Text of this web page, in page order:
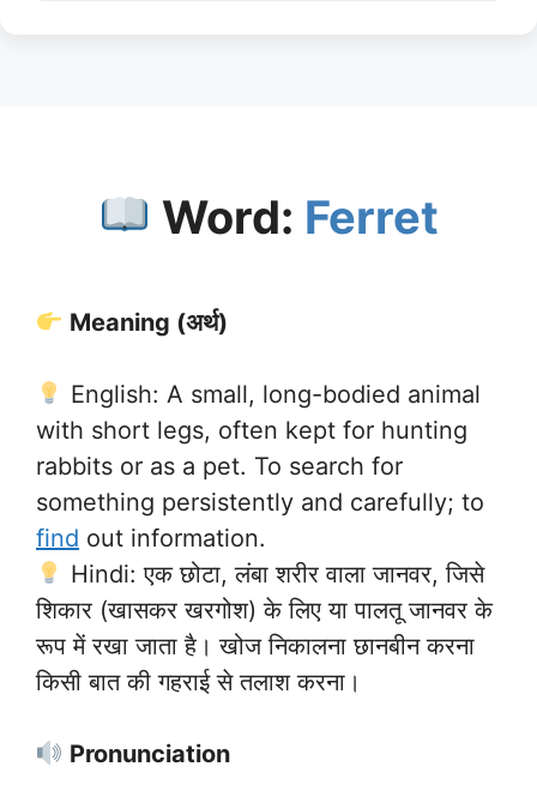
Word: Ferret
Meaning (अर्थ)
English: A small, long-bodied animal
with short legs, often kept for hunting
rabbits or as a pet. To search for
something persistently and carefully; to
find out information.
Hindi: एक छोटा, लंबा शरीर वाला जानवर, जिसे
शिकार (खासकर खरगोश) के लिए या पालतू जानवर के
रूप में रखा जाता है। खोज निकालना छानबीन करना
किसी बात की गहराई से तलाश करना।
Pronunciation